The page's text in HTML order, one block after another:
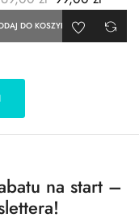
DO KOSZYKA
na start –